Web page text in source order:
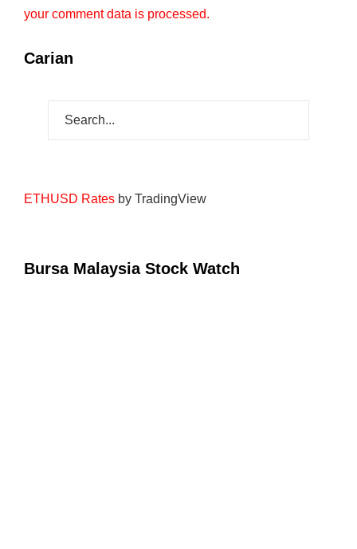
your comment data is processed.
Carian
ETHUSD Rates by TradingView
Bursa Malaysia Stock Watch